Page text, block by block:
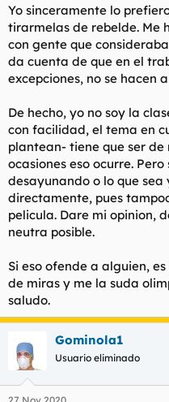
Yo sinceramente lo
tirarmelas de rebelde. Me
con gente que
da cuenta de que en el
excepciones, no se hacen
De hecho, yo no soy la
con facilidad, el tema en
plantean- tiene que ser
ocasiones eso ocurre.
desayunando o lo que
directamente, pues
pelicula. Dare mi opinion,
neutra posible.
Si eso ofende a alguien,
de miras y me la suda
saludo.
Gominola1
Usuario eliminado